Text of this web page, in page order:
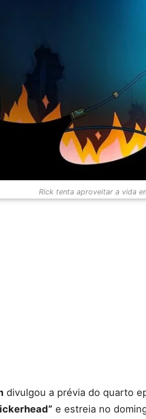
Rick tenta aproveitar a vida
divulgou a prévia do quarto
e estreia no